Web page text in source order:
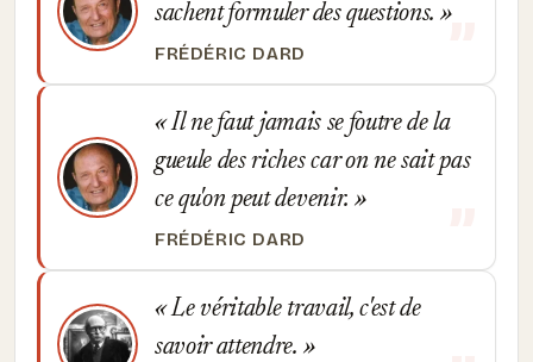
sachent formuler des questions.
FRÉDÉRIC DARD
Il ne faut jamais se foutre de la
gueule des riches car on ne sait pas
ce qu'on peut devenir.
FRÉDÉRIC DARD
Le véritable travail, c'est de
savoir attendre.